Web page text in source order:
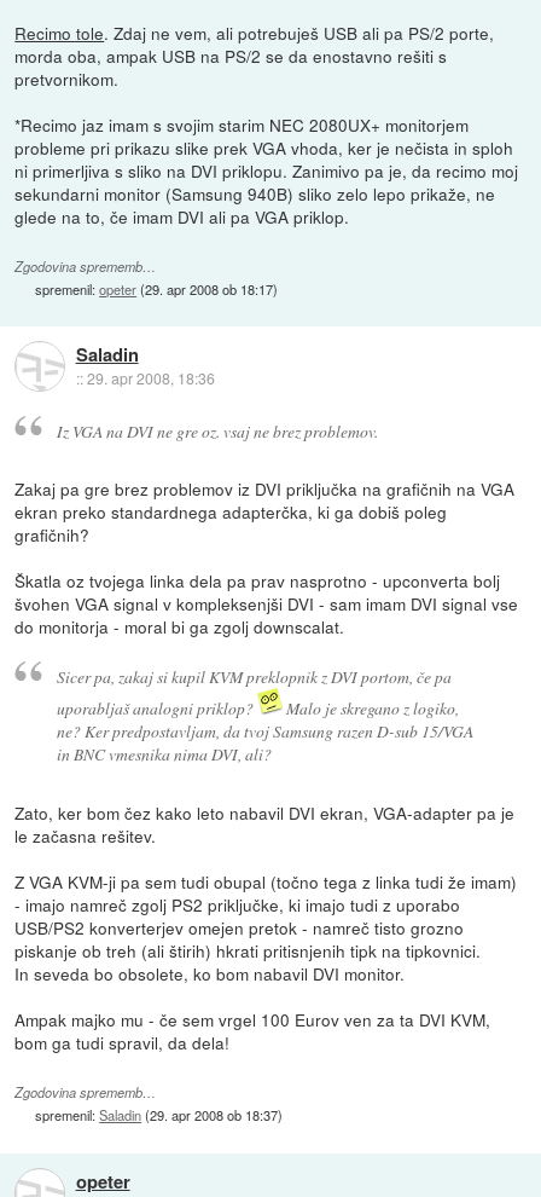
Recimo tole. Zdaj ne vem, ali potrebuješ USB ali pa PS/2 porte,
morda oba, ampak USB na PS/2 se da enostavno rešiti s
pretvornikom.
*Recimo jaz imam s svojim starim NEC 2080UX+ monitorjem
probleme pri prikazu slike prek VGA vhoda, ker je nečista in sploh
ni primerljiva s sliko na DVI priklopu. Zanimivo pa je, da recimo moj
sekundarni monitor (Samsung 940B) sliko zelo lepo prikaže, ne
glede na to, če imam DVI ali pa VGA priklop.
Zgodovina sprememb…
spremenil:opeter(29. apr 2008 ob 18:17)
Saladin
::29. apr 2008, 18:36
Iz VGA na DVI ne gre oz. vsaj ne brez problemov.
Zakaj pa gre brez problemov iz DVI priključka na grafičnih na VGA
ekran preko standardnega adapterčka, ki ga dobiš poleg
grafičnih?
Škatla oz tvojega linka dela pa prav nasprotno - upconverta bolj
švohen VGA signal v kompleksenjši DVI - sam imam DVI signal vse
do monitorja - moral bi ga zgolj downscalat.
Sicer pa, zakaj si kupil KVM preklopnik z DVI portom, če pa
uporabljaš analogni priklop?
Malo je skregano z logiko,
ne? Ker predpostavljam, da tvoj Samsung razen D-sub 15/VGA
in BNC vmesnika nima DVI, ali?
Zato, ker bom čez kako leto nabavil DVI ekran, VGA-adapter pa je
le začasna rešitev.
Z VGA KVM-ji pa sem tudi obupal (točno tega z linka tudi že imam)
- imajo namreč zgolj PS2 priključke, ki imajo tudi z uporabo
USB/PS2 konverterjev omejen pretok - namreč tisto grozno
piskanje ob treh (ali štirih) hkrati pritisnjenih tipk na tipkovnici.
In seveda bo obsolete, ko bom nabavil DVI monitor.
Ampak majko mu - če sem vrgel 100 Eurov ven za ta DVI KVM,
bom ga tudi spravil, da dela!
Zgodovina sprememb…
spremenil:Saladin(29. apr 2008 ob 18:37)
opeter